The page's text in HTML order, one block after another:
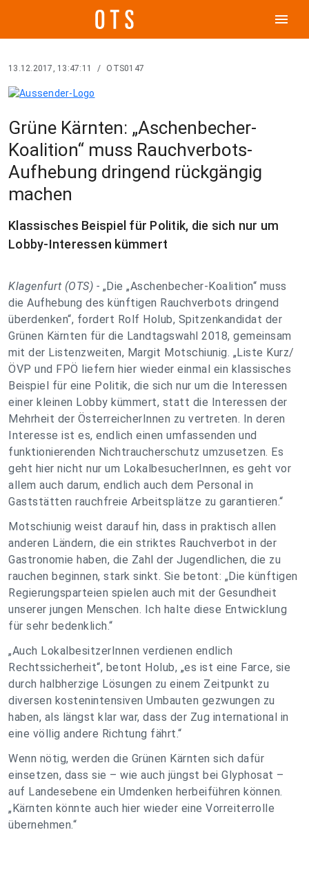
menu
13.12.2017, 13:47:11 / OTS0147
Grüne Kärnten: „Aschenbecher-
Koalition“ muss Rauchverbots-
Aufhebung dringend rückgängig
machen
Klassisches Beispiel für Politik, die sich nur um
Lobby-Interessen kümmert
Klagenfurt (OTS) - „Die „Aschenbecher-Koalition“ muss
die Aufhebung des künftigen Rauchverbots dringend
überdenken“, fordert Rolf Holub, Spitzenkandidat der
Grünen Kärnten für die Landtagswahl 2018, gemeinsam
mit der Listenzweiten, Margit Motschiunig. „Liste Kurz/
ÖVP und FPÖ liefern hier wieder einmal ein klassisches
Beispiel für eine Politik, die sich nur um die Interessen
einer kleinen Lobby kümmert, statt die Interessen der
Mehrheit der ÖsterreicherInnen zu vertreten. In deren
Interesse ist es, endlich einen umfassenden und
funktionierenden Nichtraucherschutz umzusetzen. Es
geht hier nicht nur um LokalbesucherInnen, es geht vor
allem auch darum, endlich auch dem Personal in
Gaststätten rauchfreie Arbeitsplätze zu garantieren.“
Motschiunig weist darauf hin, dass in praktisch allen
anderen Ländern, die ein striktes Rauchverbot in der
Gastronomie haben, die Zahl der Jugendlichen, die zu
rauchen beginnen, stark sinkt. Sie betont: „Die künftigen
Regierungsparteien spielen auch mit der Gesundheit
unserer jungen Menschen. Ich halte diese Entwicklung
für sehr bedenklich.“
„Auch LokalbesitzerInnen verdienen endlich
Rechtssicherheit“, betont Holub, „es ist eine Farce, sie
durch halbherzige Lösungen zu einem Zeitpunkt zu
diversen kostenintensiven Umbauten gezwungen zu
haben, als längst klar war, dass der Zug international in
eine völlig andere Richtung fährt.“
Wenn nötig, werden die Grünen Kärnten sich dafür
einsetzen, dass sie – wie auch jüngst bei Glyphosat –
auf Landesebene ein Umdenken herbeiführen können.
„Kärnten könnte auch hier wieder eine Vorreiterrolle
übernehmen.“